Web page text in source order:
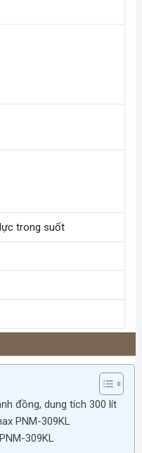
trong suốt
đồng, dung tích 300 lít
PNM-309KL
309KL